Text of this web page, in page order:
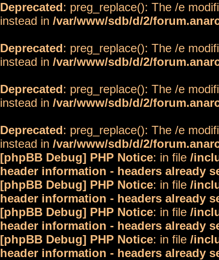
Deprecated: preg_replace(): The /e
instead in /var/www/sdb/d/2/
Deprecated: preg_replace(): The /e
instead in /var/www/sdb/d/2/
Deprecated: preg_replace(): The /e
instead in /var/www/sdb/d/2/
Deprecated: preg_replace(): The /e
instead in /var/www/sdb/d/2/
[phpBB Debug] PHP Notice: in file /
header information - headers already
[phpBB Debug] PHP Notice: in file /
header information - headers already
[phpBB Debug] PHP Notice: in file /
header information - headers already
[phpBB Debug] PHP Notice: in file /
header information - headers already